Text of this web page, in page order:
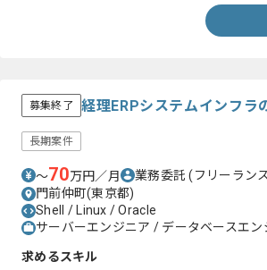
募集終了 経理ERPシステムインフラ
長期案件
〜70万円／月 業務委託(フリーラン
門前仲町(東京都)
Shell / Linux / Oracle
サーバーエンジニア / データベースエン
求めるスキル